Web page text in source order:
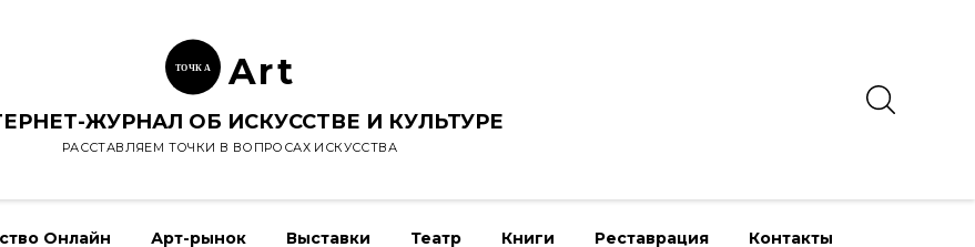
ТОЧК А Art
ЖУРНАЛ ОБ ИСКУССТВЕ И КУЛЬТУРЕ
РАССТАВЛЯЕМ ТОЧКИ В ВОПРОСАХ ИСКУССТВА
Онлайн Арт-рынок Выставки Театр Книги Реставрация Контакты